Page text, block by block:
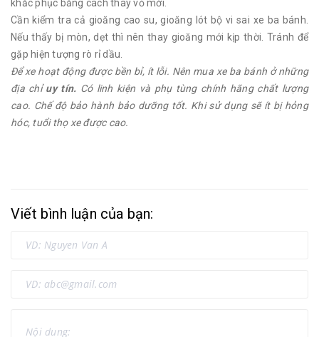
khắc phục bằng cách thay vỏ mới.
Cần kiểm tra cả gioăng cao su, gioăng lót bộ vi sai xe ba bánh.
Nếu thấy bị mòn, dẹt thì nên thay gioăng mới kịp thời. Tránh để
gặp hiện tượng rò rỉ dầu.
Để xe hoạt động được bền bỉ, ít lỗi. Nên mua xe ba bánh ở những
địa chỉuy tín. Có linh kiện và phụ tùng chính hãng chất lượng
cao. Chế độ bảo hành bảo dưỡng tốt. Khi sử dụng sẽ ít bị hỏng
hóc, tuổi thọ xe được cao.
Viết bình luận của bạn: